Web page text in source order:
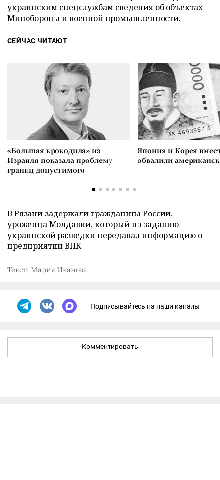
украинским спецслужбам сведения об объектах
Минобороны и военной промышленности.
СЕЙЧАС ЧИТАЮТ
«Большая крокодила» из
Израиля показала проблему
границ допустимого
Япония и Корея
обвалили
В Рязани задержалигражданина России,
уроженца Молдавии, который по заданию
украинской разведки передавал информацию о
предприятии ВПК.
Текст: Мария Иванова
Подписывайтесь на наши каналы
Комментировать